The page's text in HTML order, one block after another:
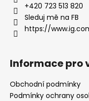
+420 723 513 820
Sleduj mě na FB
https://
Informace pro
Obchodní podmínky
Podmínky ochrany